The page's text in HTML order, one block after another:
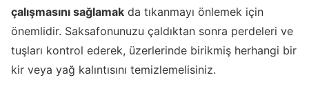
çalışmasını sağlamak da tıkanmayı önlemek için
önemlidir. Saksafonunuzu çaldıktan sonra perdeleri ve
tuşları kontrol ederek, üzerlerinde birikmiş herhangi bir
kir veya yağ kalıntısını temizlemelisiniz.